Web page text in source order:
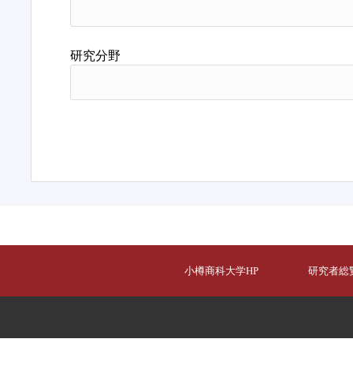
研究分野
小樽商科大学HP 研究者総